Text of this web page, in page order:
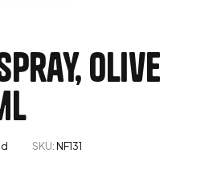
Olive
SKU:NF131